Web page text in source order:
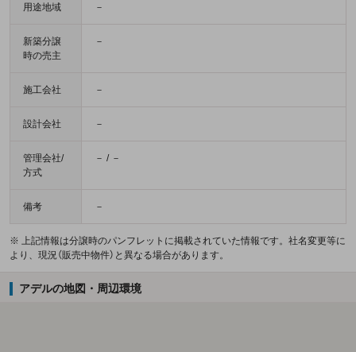
用途地域 －
新築分譲
時の売主
－
施工会社 －
設計会社 －
管理会社/
方式
－ / －
備考 －
※ 上記情報は分譲時のパンフレットに掲載されていた情報です。社名変更等に
より、現況（販売中物件）と異なる場合があります。
アデルの地図・周辺環境